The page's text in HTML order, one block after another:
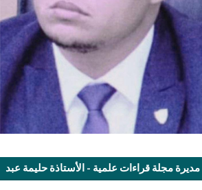
مديرة مجلة قراءات علمية - الأستاذة حليمة عبد